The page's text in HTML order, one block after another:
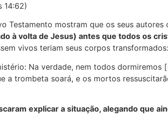
14:62)
Testamento mostram que os seus
à volta de Jesus) antes que todos os
vivos teriam seus corpos transformados:
Na verdade, nem todos
a trombeta soará, e os mortos
explicar a situação, alegando que